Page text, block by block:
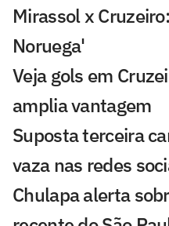
Mirassol x
Noruega'
Veja gols em
amplia vantagem
Suposta terceira
vaza nas redes
Chulapa alerta